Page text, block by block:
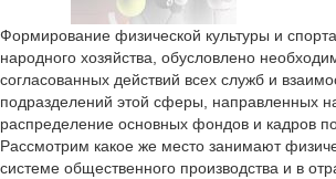
Формирование физической культуры и
народного хозяйства, обусловлено
согласованных действий всех служб и
подразделений этой сферы, направленных
распределение основных фондов и кадров
Рассмотрим какое же место занимают
системе общественного производства и в